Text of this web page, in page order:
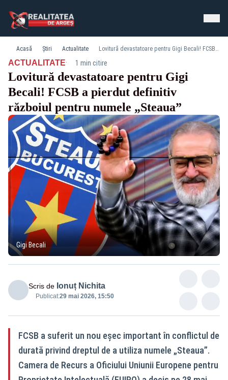
Acasă Știri Actualitate Lovitură devastatoare pentru Gigi Becali! FCSB a pierdut definitiv războiul pentru numele „Steaua”
ACTUALITATE· 1 min citire
Lovitură devastatoare pentru Gigi
Becali! FCSB a pierdut definitiv
războiul pentru numele „Steaua”
Gigi Becali
Scris de Ionuț Nichita
Publicat:29 mai 2026, 15:50
FCSB a suferit un nou eşec important în conflictul de
durată privind dreptul de a utiliza numele „Steaua”.
Camera de Recurs a Oficiului Uniunii Europene pentru